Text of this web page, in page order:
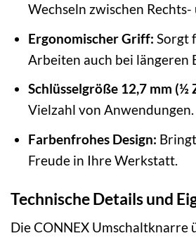
Wechseln zwischen Rechts-
Ergonomischer Griff: Sorgt
Arbeiten auch bei längeren
Schlüsselgröße 12,7 mm (½
Vielzahl von Anwendungen.
Farbenfrohes Design:
Freude in Ihre Werkstatt.
Technische Details und
Die CONNEX Umschaltknarre